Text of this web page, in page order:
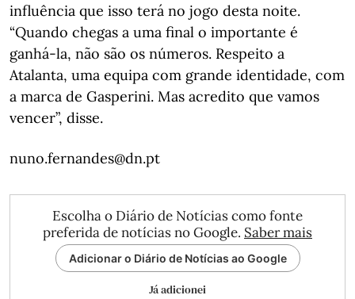
influência que isso terá no jogo desta noite.
“Quando chegas a uma final o importante é
ganhá-la, não são os números. Respeito a
Atalanta, uma equipa com grande identidade, com
a marca de Gasperini. Mas acredito que vamos
vencer”, disse.
nuno.fernandes@dn.pt
Escolha o Diário de Notícias como fonte
preferida de notícias no Google. Saber mais
Adicionar o Diário de Notícias ao Google
Já adicionei